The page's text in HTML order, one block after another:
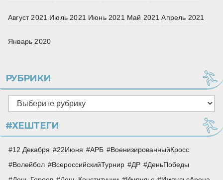
Август 2021 Июль 2021 Июнь 2021 Май 2021 Апрель 2021
Январь 2020
РУБРИКИ
Рубрики
#ХЕШТЕГИ
12 Декабря 22Июня АРБ
ВоенизированныйКросс
Волейбол
ВсероссийскийТурнир ДР
ДеньПобеды